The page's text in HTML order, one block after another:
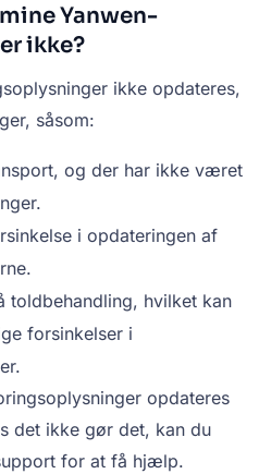
Yanwen-
ikke?
ikke opdateres,
såsom:
og der har ikke været
i opdateringen af
toldbehandling, hvilket kan
forsinkelser i
opdateres
det ikke gør det, kan du
for at få hjælp.